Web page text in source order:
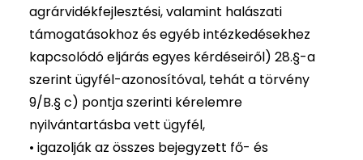
agrárvidékfejlesztési, valamint halászati
támogatásokhoz és egyéb intézkedésekhez
kapcsolódó eljárás egyes kérdéseiről) 28.§-a
szerint ügyfél-azonosítóval, tehát a törvény
9/B.§ c) pontja szerinti kérelemre
nyilvántartásba vett ügyfél,
• igazolják az összes bejegyzett fő- és